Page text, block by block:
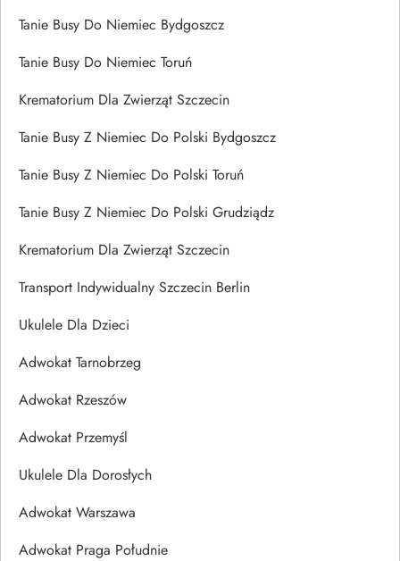
Tanie Busy Do Niemiec Bydgoszcz
Tanie Busy Do Niemiec Toruń
Krematorium Dla Zwierząt Szczecin
Tanie Busy Z Niemiec Do Polski Bydgoszcz
Tanie Busy Z Niemiec Do Polski Toruń
Tanie Busy Z Niemiec Do Polski Grudziądz
Krematorium Dla Zwierząt Szczecin
Transport Indywidualny Szczecin Berlin
Ukulele Dla Dzieci
Adwokat Tarnobrzeg
Adwokat Rzeszów
Adwokat Przemyśl
Ukulele Dla Dorosłych
Adwokat Warszawa
Adwokat Praga Południe